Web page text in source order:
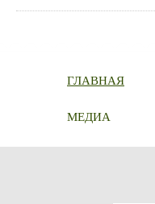
ГЛАВНАЯ
МЕДИА